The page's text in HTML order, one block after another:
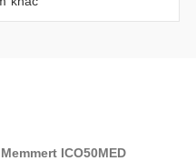
ICO50MED